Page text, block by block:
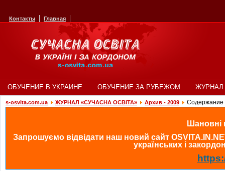
Контакты Главная
ОБУЧЕНИЕ В УКРАИНЕ ОБУЧЕНИЕ ЗА РУБЕЖОМ ЖУРНАЛ
s-osvita.com.ua ЖУРНАЛ «СУЧАСНА ОСВІТА» Архив - 2009
Шановні
Запрошуємо відвідати наш новий сайт
українських і